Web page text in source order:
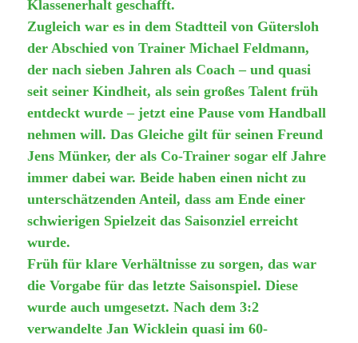
Klassenerhalt geschafft.
Zugleich war es in dem Stadtteil von Gütersloh
der Abschied von Trainer Michael Feldmann,
der nach sieben Jahren als Coach – und quasi
seit seiner Kindheit, als sein großes Talent früh
entdeckt wurde – jetzt eine Pause vom Handball
nehmen will. Das Gleiche gilt für seinen Freund
Jens Münker, der als Co-Trainer sogar elf Jahre
immer dabei war. Beide haben einen nicht zu
unterschätzenden Anteil, dass am Ende einer
schwierigen Spielzeit das Saisonziel erreicht
wurde.
Früh für klare Verhältnisse zu sorgen, das war
die Vorgabe für das letzte Saisonspiel. Diese
wurde auch umgesetzt. Nach dem 3:2
verwandelte Jan Wicklein quasi im 60-